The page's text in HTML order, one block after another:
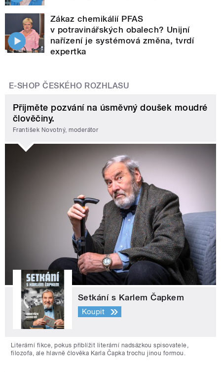
Zákaz chemikálií PFAS
v potravinářských obalech? Unijní
nařízení je systémová změna, tvrdí
expertka
E-SHOP ČESKÉHO ROZHLASU
Přijměte pozvání na úsměvný doušek moudré
člověčiny.
František Novotný, moderátor
Setkání s Karlem Čapkem
Koupit
Literární fikce, pokus přiblížit literární nadsázkou spisovatele,
filozofa, ale hlavně člověka Karla Čapka trochu jinou formou.